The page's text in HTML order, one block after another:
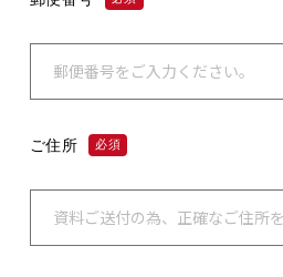
ご住所 必須